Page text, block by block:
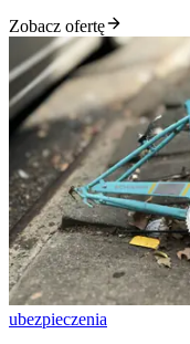
Zobacz ofertę
ubezpieczenia